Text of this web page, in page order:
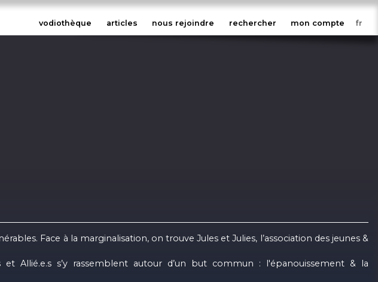
vodiothèque articles nous rejoindre rechercher mon compte
Face à la marginalisation, on trouve Jules et Julies, l’association des jeunes &
et Allié.e.s s’y rassemblent autour d’un but commun : l'épanouissement & la